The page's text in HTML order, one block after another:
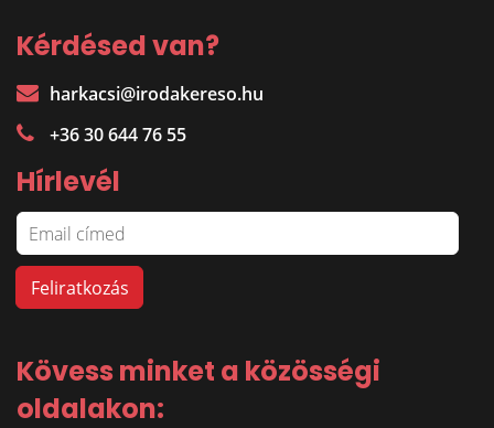
Kérdésed van?
harkacsi@irodakereso.hu
+36 30 644 76 55
Hírlevél
Kövess minket a közösségi
oldalakon: